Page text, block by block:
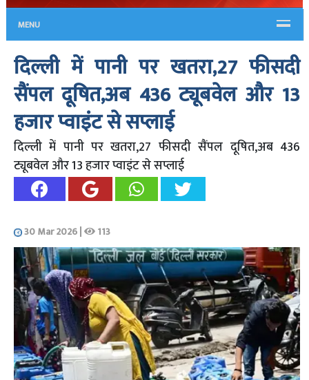
MENU
दिल्ली में पानी पर खतरा,27 फीसदी
सैंपल दूषित,अब 436 ट्यूबवेल और 13
हजार प्वाइंट से सप्लाई
दिल्ली में पानी पर खतरा,27 फीसदी सैंपल दूषित,अब 436
ट्यूबवेल और 13 हजार प्वाइंट से सप्लाई
30 Mar 2026| 113